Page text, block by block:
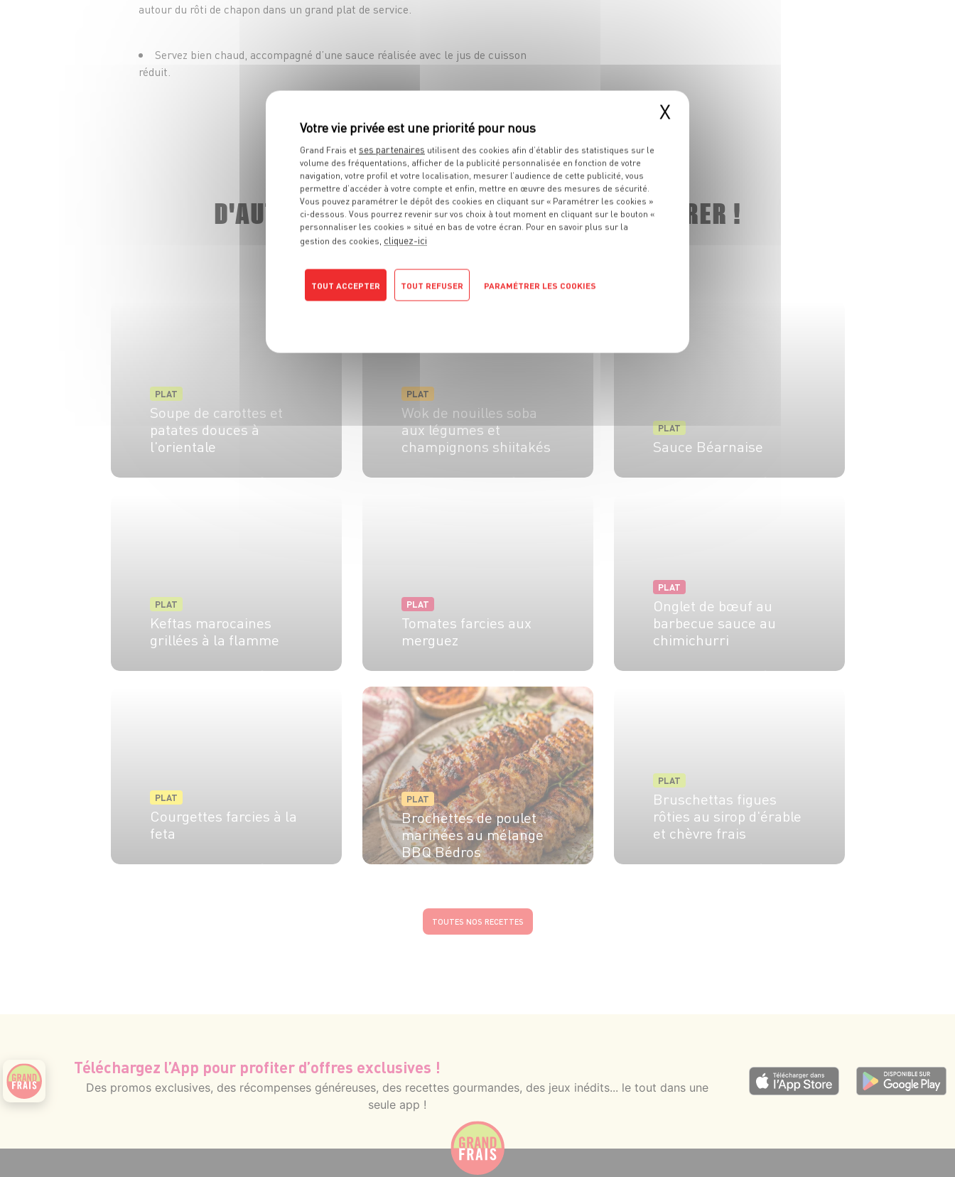
autour du rôti de chapon dans un grand plat de service.
Servez bien chaud, accompagné d’une sauce réalisée avec le jus de cuisson
réduit.
D'AUTRESRECETTESQUEVOUS ALLEZ ADORER !
PLAT
Soupe de carottes et
patates douces à
l'orientale
PLAT
Wok de nouilles soba
aux légumes et
champignons shiitakés
PLAT
Sauce Béarnaise
PLAT
Keftas marocaines
grillées à la flamme
PLAT
Tomates farcies aux
merguez
PLAT
Onglet de bœuf au
barbecue sauce au
chimichurri
PLAT
Courgettes farcies à la
feta
PLAT
Brochettes de poulet
marinées au mélange
BBQ Bédros
PLAT
Bruschettas figues
rôties au sirop d'érable
et chèvre frais
TOUTES NOS RECETTES
Téléchargez l’App pour profiter d’offres exclusives !
Des promos exclusives, des récompenses généreuses, des recettes gourmandes, des jeux inédits... le tout dans une
seule app !
X
Grand Frais et ses partenaires utilisent des cookies afin d’établir des statistiques sur le
volume des fréquentations, afficher de la publicité personnalisée en fonction de votre
navigation, votre profil et votre localisation, mesurer l’audience de cette publicité, vous
permettre d’accéder à votre compte et enfin, mettre en œuvre des mesures de sécurité.
Vous pouvez paramétrer le dépôt des cookies en cliquant sur « Paramétrer les cookies »
ci-dessous. Vous pourrez revenir sur vos choix à tout moment en cliquant sur le bouton «
personnaliser les cookies » situé en bas de votre écran. Pour en savoir plus sur la
gestion des cookies, cliquez-ici
TOUT ACCEPTER TOUT REFUSER PARAMÉTRER LES COOKIES